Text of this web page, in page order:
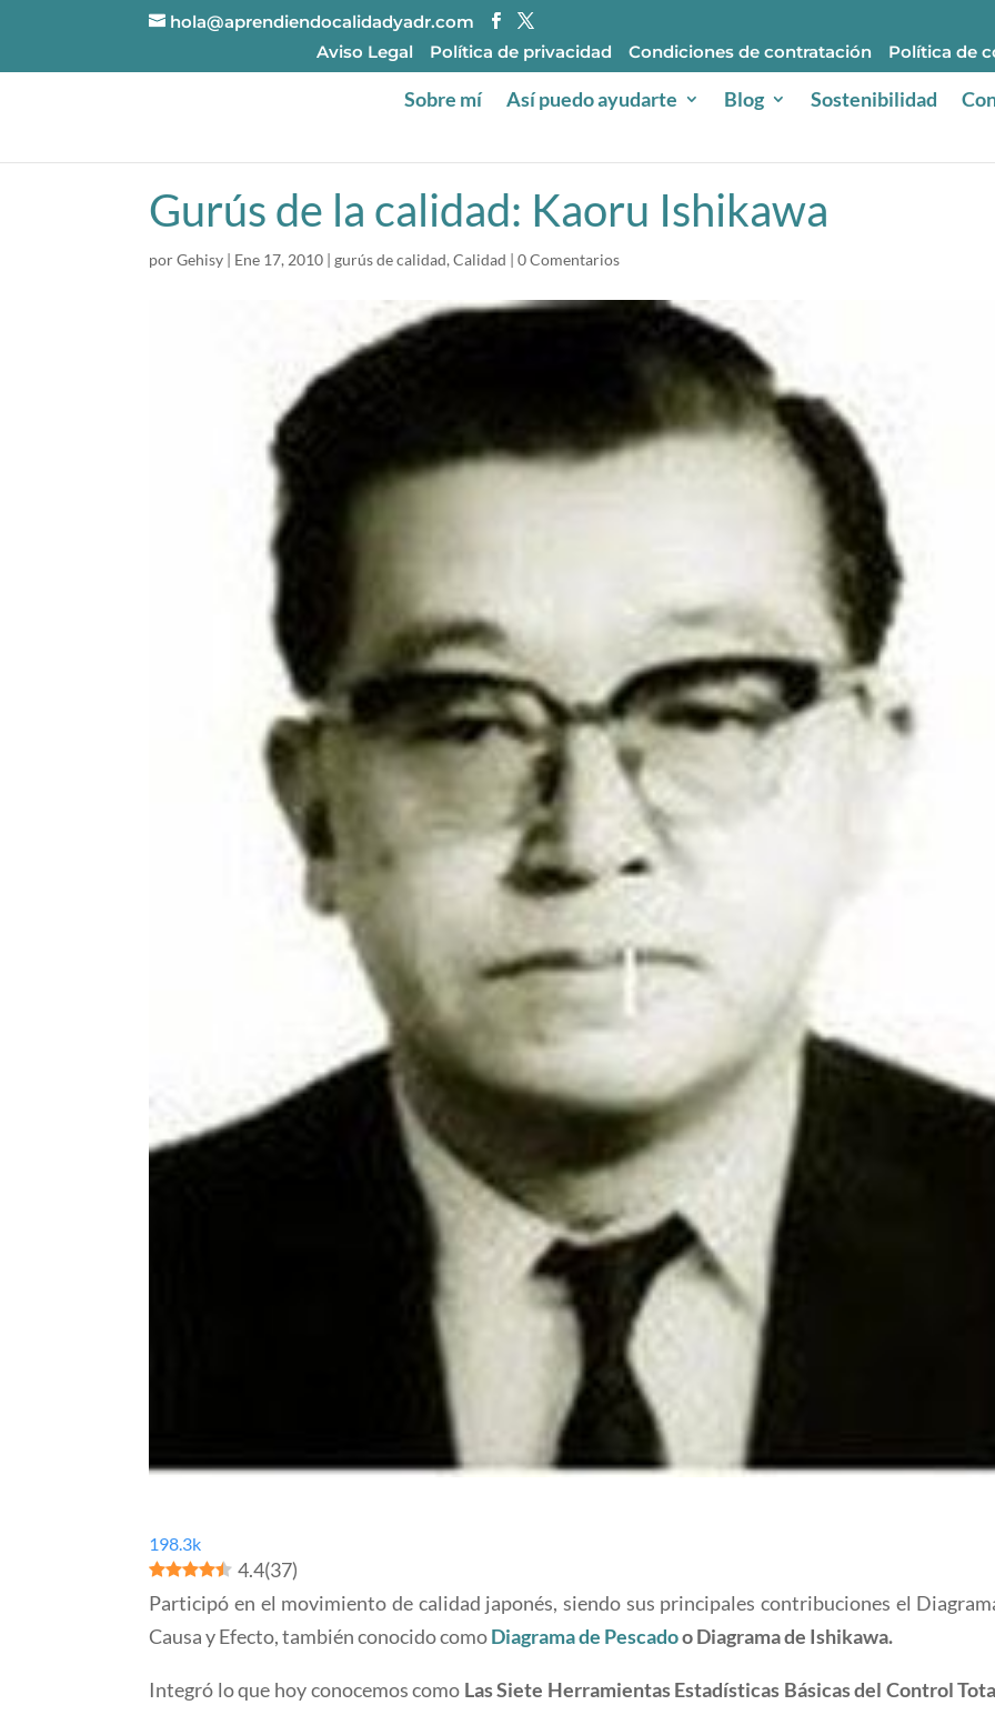
hola@aprendiendocalidadyadr.com
Aviso Legal
Política de privacidad Condiciones de contratación Política de
Sobre mí Así puedo ayudarte Blog Sostenibilidad
Gurús de la calidad: Kaoru Ishikawa
porGehisy | Ene 17, 2010 |gurús de calidad,Calidad |0 Comentarios
198.3k
4.4(37)
Participó en el movimiento de calidad japonés, siendo sus principales contribuciones el
Causa y Efecto, también conocido comoDiagrama de Pescadoo Diagrama de Ishikawa.
Integró lo que hoy conocemos como Las Siete Herramientas Estadísticas Básicas del Control